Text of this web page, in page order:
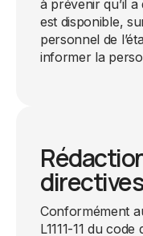
à prévenir qu’il
est disponible,
personnel de
informer la
Conformément
L1111-11 du